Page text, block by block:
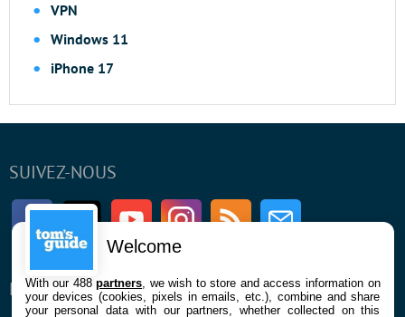
VPN
Windows 11
iPhone 17
SUIVEZ-NOUS
FacebookTwitter Youtube InstagramRSS Newsletter
ENTREPRISE À PROPOS
Welcome
With our 488partners , we wish to store and access information on
your devices (cookies, pixels in emails, etc.), combine and share
your personal data with our partners, whether collected on this